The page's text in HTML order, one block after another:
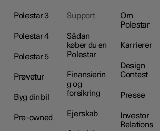
Polestar 3
Polestar 4
Polestar 5
Prøvetur
Byg din bil
Pre-owned
Support
Sådan
køber du en
Polestar
Finansierin
g og
forsikring
Ejerskab
Om
Polestar
Karrierer
Design
Contest
Presse
Investor
Relations